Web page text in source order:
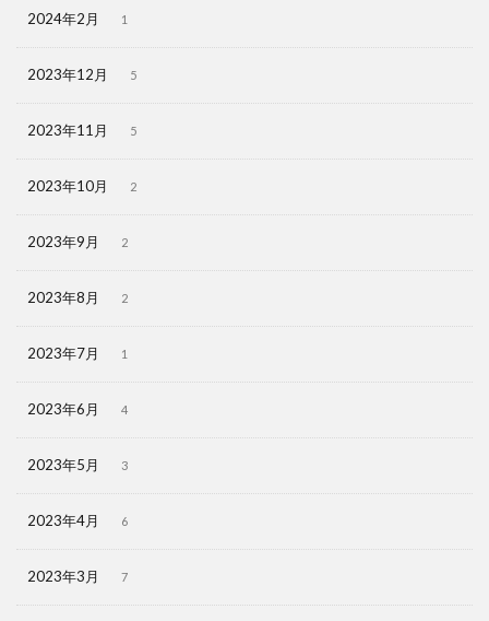
2024年2月 1
2023年12月 5
2023年11月 5
2023年10月 2
2023年9月 2
2023年8月 2
2023年7月 1
2023年6月 4
2023年5月 3
2023年4月 6
2023年3月 7